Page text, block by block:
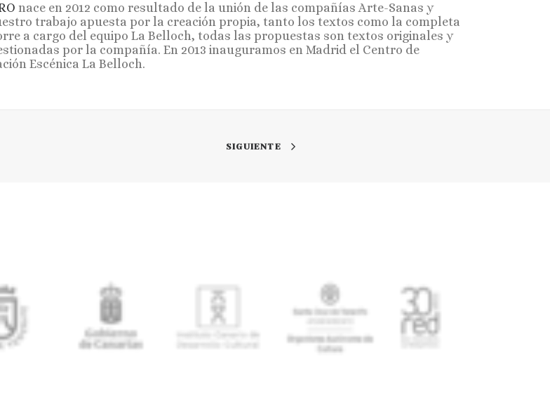
nace en 2012 como resultado de la unión de las compañías Arte-Sanas y
trabajo apuesta por la creación propia, tanto los textos como la completa
a cargo del equipo La Belloch, todas las propuestas son textos originales y
por la compañía. En 2013 inauguramos en Madrid el Centro de
Escénica La Belloch.
SIGUIENTE